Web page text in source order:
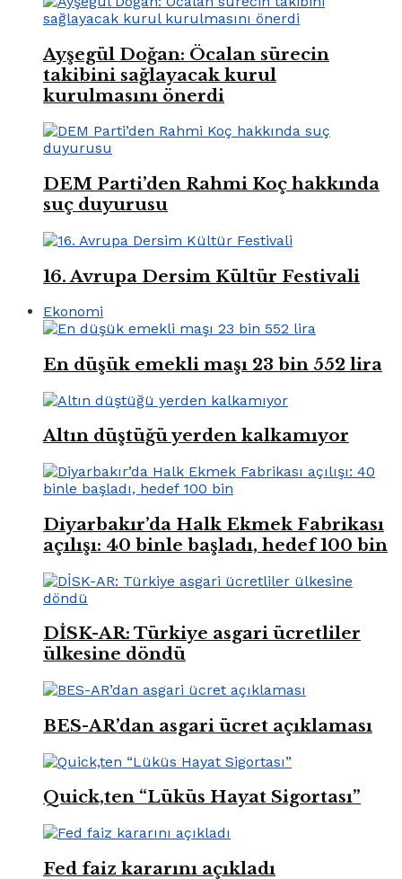
Ayşegül Doğan: Öcalan sürecin
takibini sağlayacak kurul
kurulmasını önerdi
DEM Parti’den Rahmi Koç hakkında
suç duyurusu
16. Avrupa Dersim Kültür Festivali
Ekonomi
En düşük emekli maşı 23 bin 552 lira
Altın düştüğü yerden kalkamıyor
Diyarbakır’da Halk Ekmek Fabrikası
açılışı: 40 binle başladı, hedef 100 bin
DİSK-AR: Türkiye asgari ücretliler
ülkesine döndü
BES-AR’dan asgari ücret açıklaması
Quick,ten “Lüküs Hayat Sigortası”
Fed faiz kararını açıkladı